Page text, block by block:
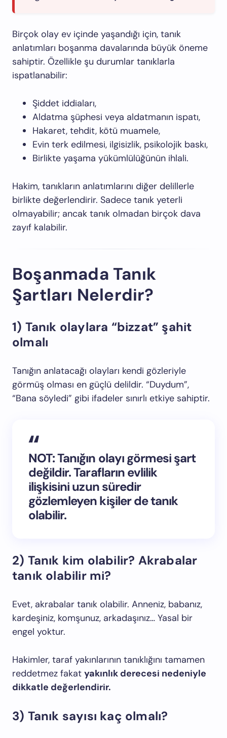
Birçok olay ev içinde yaşandığı için, tanık
anlatımları boşanma davalarında büyük öneme
sahiptir. Özellikle şu durumlar tanıklarla
ispatlanabilir:
Şiddet iddiaları,
Aldatma şüphesi veya aldatmanın ispatı,
Hakaret, tehdit, kötü muamele,
Evin terk edilmesi, ilgisizlik, psikolojik baskı,
Birlikte yaşama yükümlülüğünün ihlali.
Hakim, tanıkların anlatımlarını diğer delillerle
birlikte değerlendirir. Sadece tanık yeterli
olmayabilir; ancak tanık olmadan birçok dava
zayıf kalabilir.
Boşanmada Tanık
Şartları Nelerdir?
1) Tanık olaylara “bizzat” şahit
olmalı
Tanığın anlatacağı olayları kendi gözleriyle
görmüş olması en güçlü delildir. “Duydum”,
“Bana söyledi” gibi ifadeler sınırlı etkiye sahiptir.
NOT:Tanığın olayı görmesi şart
değildir. Tarafların evlilik
ilişkisini uzun süredir
gözlemleyen kişiler de tanık
olabilir.
2) Tanık kim olabilir? Akrabalar
tanık olabilir mi?
Evet, akrabalar tanık olabilir. Anneniz, babanız,
kardeşiniz, komşunuz, arkadaşınız… Yasal bir
engel yoktur.
Hakimler, taraf yakınlarının tanıklığını tamamen
reddetmez fakat yakınlık derecesi nedeniyle
dikkatle değerlendirir.
3) Tanık sayısı kaç olmalı?